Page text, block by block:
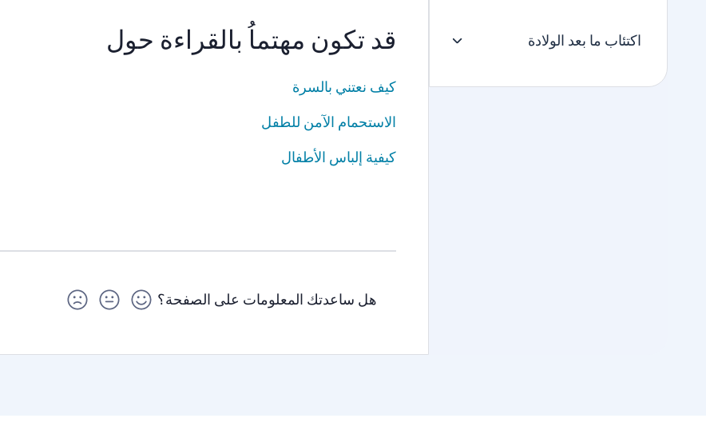
اكتئاب ما بعد الولادة قد تكون مهتماُ بالقراءة حول
كيف نعتني بالسرة
الاستحمام الآمن للطفل
كيفية إلباس الأطفال
هل ساعدتك المعلومات على الصفحة؟